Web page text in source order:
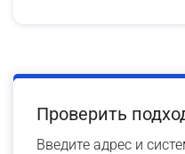
Проверить
Введите адрес и